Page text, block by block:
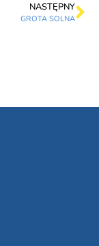
NASTĘPNY
GROTA SOLNA